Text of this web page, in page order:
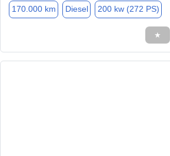
170.000 km Diesel 200 kw (272 PS)
★